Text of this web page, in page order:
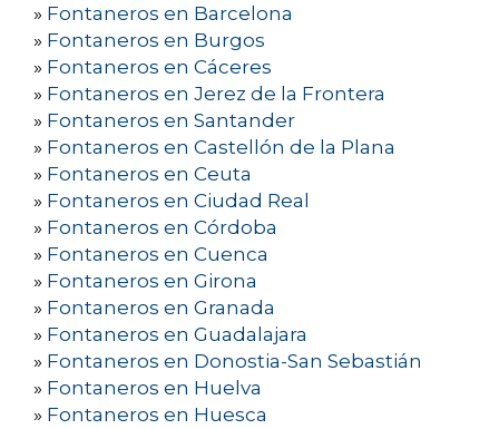
» Fontaneros en Barcelona
» Fontaneros en Burgos
» Fontaneros en Cáceres
» Fontaneros en Jerez de la Frontera
» Fontaneros en Santander
» Fontaneros en Castellón de la Plana
» Fontaneros en Ceuta
» Fontaneros en Ciudad Real
» Fontaneros en Córdoba
» Fontaneros en Cuenca
» Fontaneros en Girona
» Fontaneros en Granada
» Fontaneros en Guadalajara
» Fontaneros en Donostia-San Sebastián
» Fontaneros en Huelva
» Fontaneros en Huesca